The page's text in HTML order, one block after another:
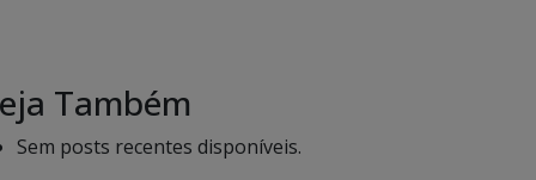
Também
Sem posts recentes disponíveis.